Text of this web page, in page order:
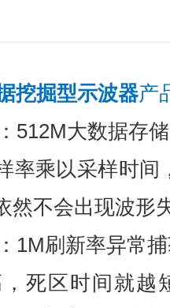
挖掘型示波器产
512M大数据存储
率乘以采样时间
然不会出现波形
1M刷新率异常
死区时间就越